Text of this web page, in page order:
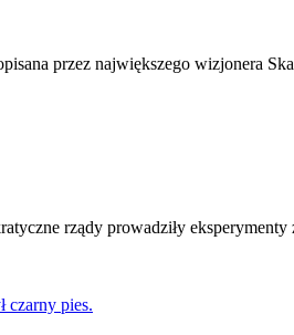
przez największego wizjonera
rządy prowadziły